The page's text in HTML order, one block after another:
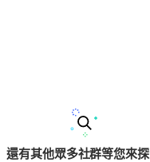
還有其他眾多社群等您來